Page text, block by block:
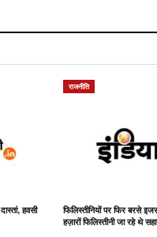
हवसी
राजनीति
फिलिस्तीनियों पर फिर बरसे
हज़ारों फिलिस्तीनी जा रहे थे